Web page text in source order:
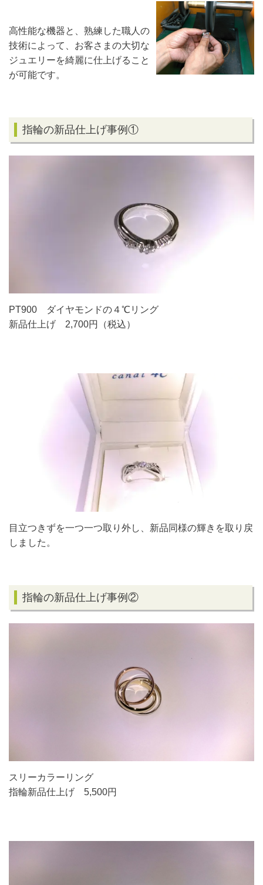
高性能な機器と、熟練した職人の
技術によって、お客さまの大切な
ジュエリーを綺麗に仕上げること
が可能です。
指輪の新品仕上げ事例①
PT900 ダイヤモンドの４℃リング
新品仕上げ 2,700円（税込）
目立つきずを一つ一つ取り外し、新品同様の輝きを取り戻
しました。
指輪の新品仕上げ事例②
スリーカラーリング
指輪新品仕上げ 5,500円